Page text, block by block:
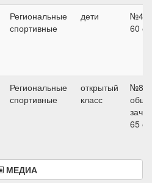
Региональные
спортивные
дети
№4,
60 см
Региональные
спортивные
открытый
класс
№8
65 см
МЕДИА